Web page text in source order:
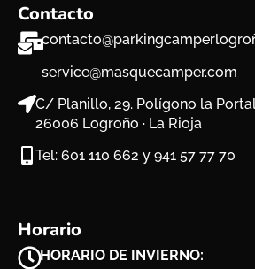
Contacto
service@masquecamper.com
C/ Planillo, 29. Polígono la
26006 Logroño · La Rioja
Tel: 601 110 662 y 941 57 77 70
Horario
HORARIO DE INVIERNO: